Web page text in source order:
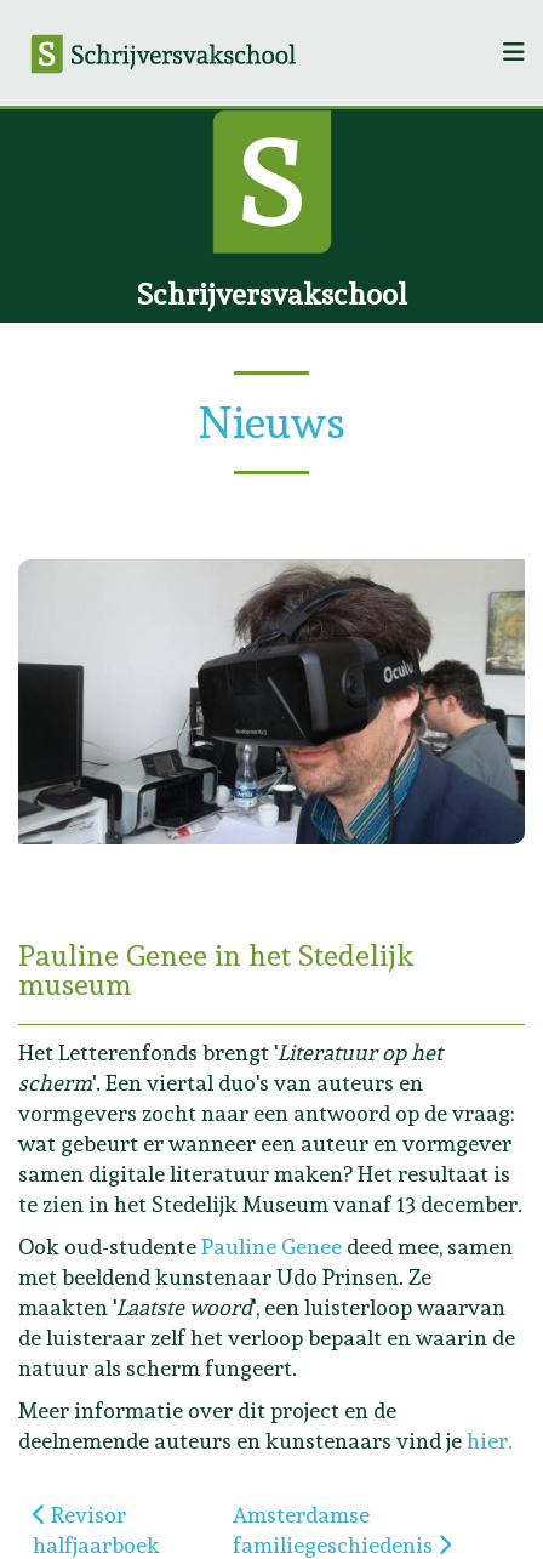
Schrijversvakschool
Nieuws
Pauline Genee in het Stedelijk
museum
Het Letterenfonds brengt 'Literatuur op het
scherm'. Een viertal duo's van auteurs en
vormgevers zocht naar een antwoord op de vraag:
wat gebeurt er wanneer een auteur en vormgever
samen digitale literatuur maken? Het resultaat is
te zien in het Stedelijk Museum vanaf 13 december.
Ook oud-studentePauline Genee deed mee, samen
met beeldend kunstenaar Udo Prinsen. Ze
maakten 'Laatste woord', een luisterloop waarvan
de luisteraar zelf het verloop bepaalt en waarin de
natuur als scherm fungeert.
Meer informatie over dit project en de
deelnemende auteurs en kunstenaars vind jehier.
Vorig artikel: Revisor halfjaarboek
Revisor
halfjaarboek
Volgende artikel:
Amsterdamse
familiegeschiedenis